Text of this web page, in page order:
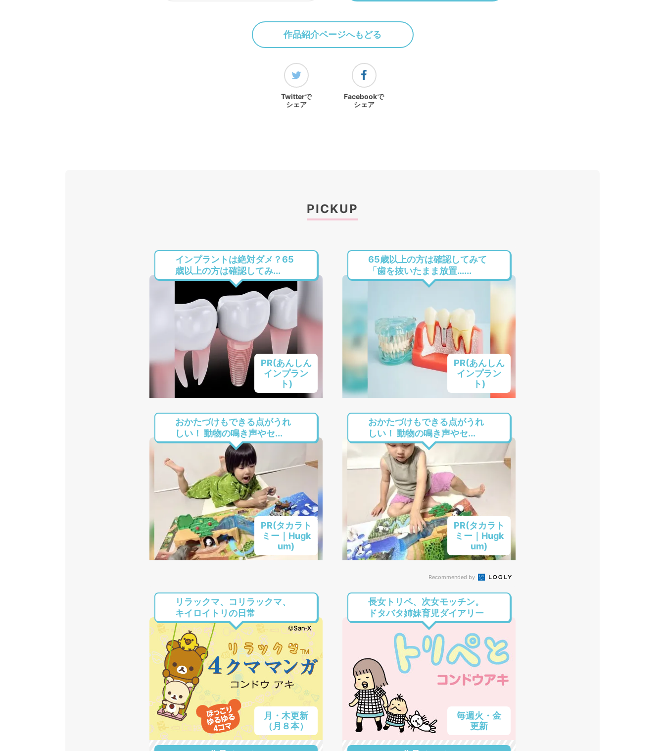
作品紹介ページへもどる
Twitterで
シェア
Facebookで
シェア
PICKUP
インプラントは絶対ダメ？65
歳以上の方は確認してみ...
PR(あんしん
インプラン
ト)
65歳以上の方は確認してみて
「歯を抜いたまま放置…...
PR(あんしん
インプラン
ト)
おかたづけもできる点がうれ
しい！ 動物の鳴き声やセ...
PR(タカラト
ミー｜Hugk
um)
おかたづけもできる点がうれ
しい！ 動物の鳴き声やセ...
PR(タカラト
ミー｜Hugk
um)
Recommended by
リラックマ、コリラックマ、
キイロイトリの日常
月・木更新
（月８本）
長女トリペ、次女モッチン。
ドタバタ姉妹育児ダイアリー
毎週火・金
更新